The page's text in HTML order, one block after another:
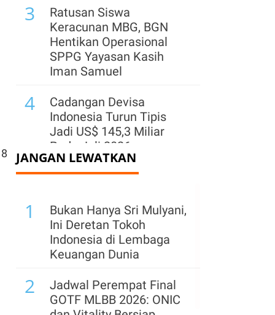
3
Ratusan Siswa
Keracunan MBG, BGN
Hentikan Operasional
SPPG Yayasan Kasih
Iman Samuel
4
Cadangan Devisa
Indonesia Turun Tipis
Jadi US$ 145,3 Miliar
Pada Juli 2026
5
Kementerian ESDM
96,26 Triliun hingga Juli
2026
Menhub Pastikan
Perpres Terkait Ojek
Online Akan Terbit
Sebelum 17 Agustus
2026
JANGAN LEWATKAN
1
Bukan Hanya Sri Mulyani,
Ini Deretan Tokoh
Indonesia di Lembaga
Keuangan Dunia
2
Jadwal Perempat Final
GOTF MLBB 2026: ONIC